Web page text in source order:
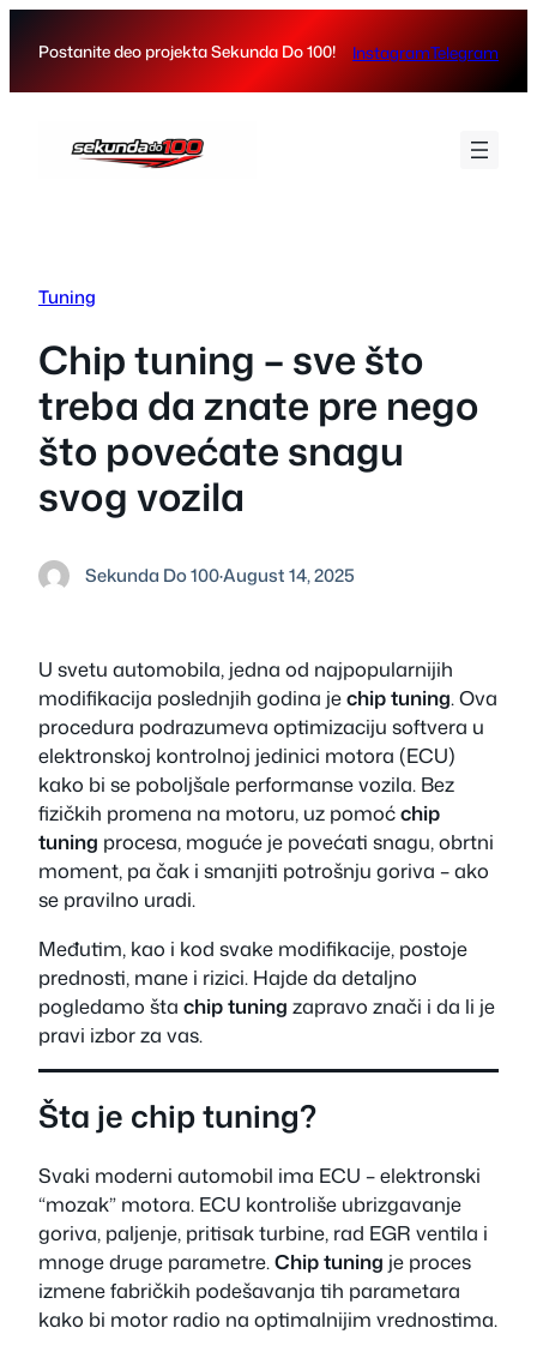
Postanite deo projekta Sekunda Do 100! InstagramTelegram
Tuning
Chip tuning – sve što
treba da znate pre nego
što povećate snagu
svog vozila
Sekunda Do 100·August 14, 2025
U svetu automobila, jedna od najpopularnijih
modifikacija poslednjih godina jechip tuning. Ova
procedura podrazumeva optimizaciju softvera u
elektronskoj kontrolnoj jedinici motora (ECU)
kako bi se poboljšale performanse vozila. Bez
fizičkih promena na motoru, uz pomoćchip
tuning procesa, moguće je povećati snagu, obrtni
moment, pa čak i smanjiti potrošnju goriva – ako
se pravilno uradi.
Međutim, kao i kod svake modifikacije, postoje
prednosti, mane i rizici. Hajde da detaljno
pogledamo šta chip tuning zapravo znači i da li je
pravi izbor za vas.
Šta je chip tuning?
Svaki moderni automobil ima ECU – elektronski
“mozak” motora. ECU kontroliše ubrizgavanje
goriva, paljenje, pritisak turbine, rad EGR ventila i
mnoge druge parametre.Chip tuning je proces
izmene fabričkih podešavanja tih parametara
kako bi motor radio na optimalnijim vrednostima.